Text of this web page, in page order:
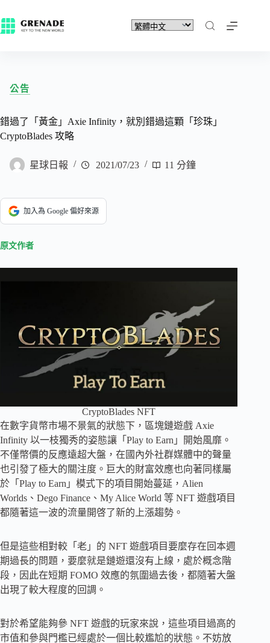
公告
錯過了「黃金」Axie Infinity，就別錯過這顆「珍珠」
CryptoBlades 攻略
星球日報 2021/07/23 11 分鐘
加入為 Google 偏好來源
原文作者
CryptoBlades NFT
在數字貨幣市場不景氣的狀態下，區塊鏈遊戲 Axie
Infinity 以一枝獨秀的姿態讓「Play to Earn」開始風靡。
不僅幣價的反應遠超大盤，在國內外社群媒體中的聲量
也引發了極大的關注度。巨大的財富效應也向著同樣屬
於「Play to Earn」模式下的項目開始蔓延，Alien
Worlds、Dego Finance、My Alice World 等 NFT 遊戲項目
都隨著這一波的流量開啓了新的上漲趨勢。
但是這些相對較「老」的 NFT 遊戲項目要麼存在回本週
期過長的問題，要麼就是鏈遊還沒有上線，處於概念階
段，因此在短期 FOMO 效應的氛圍過去後，都隨著大盤
出現了較大程度的回調。
對於希望能夠參 NFT 遊戲的玩家來說，這些項目過高的
市值和參與門檻已經處於一個比較尷尬的狀態。不妨放